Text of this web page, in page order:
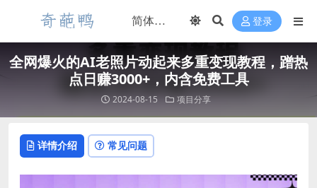
登录
全网爆火的AI老照片动起来多重变现教程，蹭热
点日赚3000+，内含免费工具
2024-08-15 项目分享
详情介绍 常见问题